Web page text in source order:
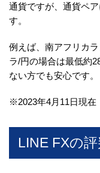
通貨ですが、通貨ペ
す。
例えば、南アフリカ
ラ/円の場合は最低約
ない方でも安心です。
※2023年4月11日現在
LINE FXの評